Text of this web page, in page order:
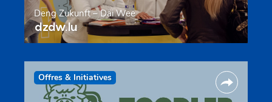
Deng Zukunft – Däi Wee
dzdw.lu
Offres & Initiatives